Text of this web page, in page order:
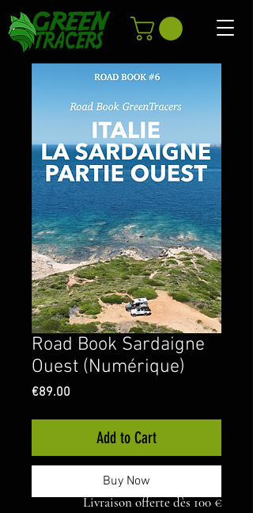
Road Book Sardaigne
Ouest (Numérique)
€89.00
Add to Cart
Buy Now
Livraison offerte dès 100 €